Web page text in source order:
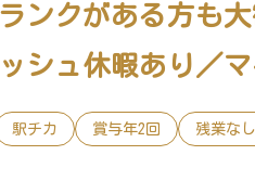
ンクがある方も
シュ休暇あり／
駅チカ 賞与年2回 残業なし